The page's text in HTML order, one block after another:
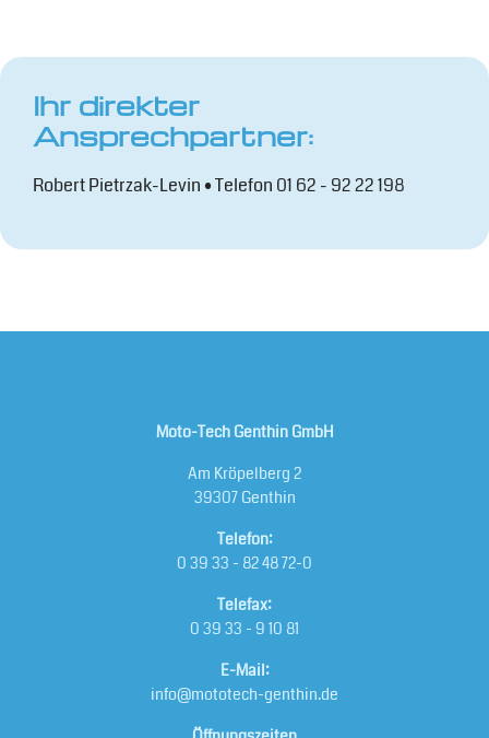
Ihr direkter
Ansprechpartner:
Robert Pietrzak-Levin • Telefon 01 62 - 92 22 198
Moto-Tech Genthin GmbH
Am Kröpelberg 2
39307 Genthin
Telefon:
0 39 33 - 82 48 72-0
Telefax:
0 39 33 - 9 10 81
E-Mail:
info@mototech-genthin.de